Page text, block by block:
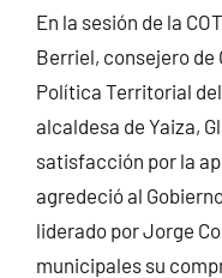
En la sesión de la
Berriel, consejero de
Política Territorial
alcaldesa de Yaiza,
satisfacción por la
agredeció al
liderado por Jorge
municipales su